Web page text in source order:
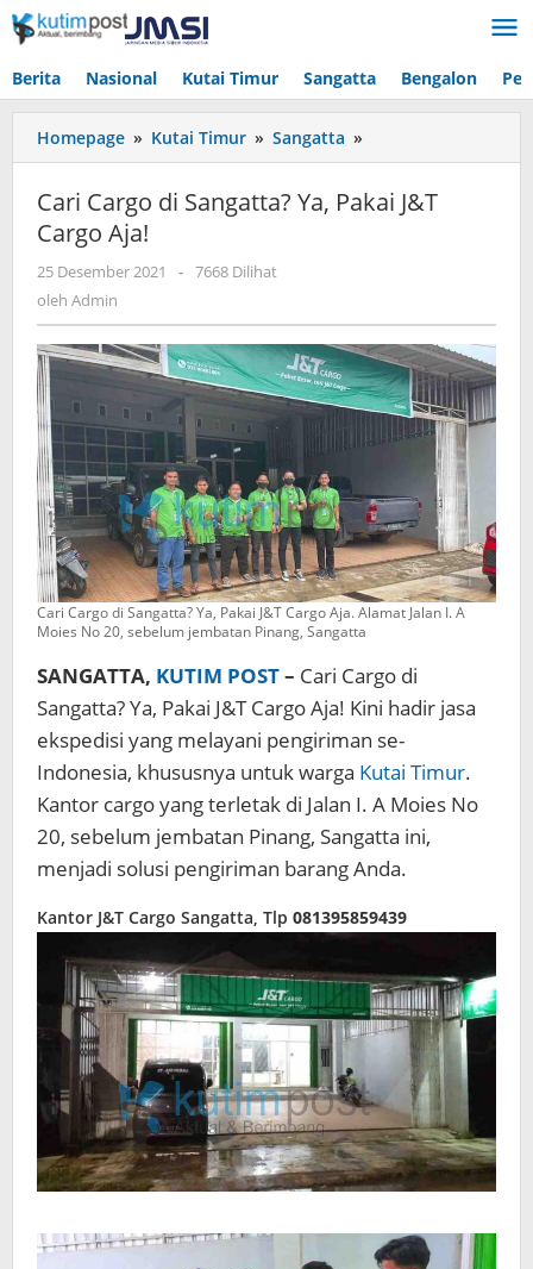
Lewati
ke
Berita Nasional Kutai Timur Sangatta Bengalon
Homepage » Kutai Timur » Sangatta »
Cargo
Sangatta?
Cari Cargo di Sangatta? Ya, Pakai J&T
Cargo Aja!
25 Desember 2021
oleh
- 7668 Dilihat
oleh Admin
Cari Cargo di Sangatta? Ya, Pakai J&T Cargo Aja. Alamat Jalan I. A
Moies No 20, sebelum jembatan Pinang, Sangatta
SANGATTA, KUTIM POST– Cari Cargo di
Sangatta? Ya, Pakai J&T Cargo Aja! Kini hadir jasa
ekspedisi yang melayani pengiriman se-
Indonesia, khususnya untuk warga Kutai Timur.
Kantor cargo yang terletak di Jalan I. A Moies No
20, sebelum jembatan Pinang, Sangatta ini,
menjadi solusi pengiriman barang Anda.
Kantor J&T Cargo Sangatta, Tlp 081395859439